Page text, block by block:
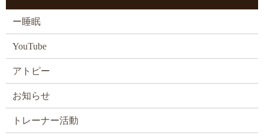
ー睡眠
YouTube
アトピー
お知らせ
トレーナー活動